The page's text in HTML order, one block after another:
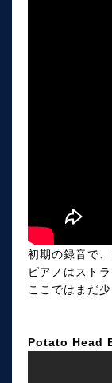
初期の録音で
ピアノはスト
ここではまだ
Potato Head